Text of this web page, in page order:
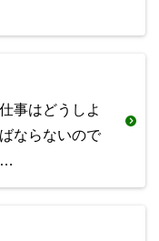
事はどうしよ
ならないので
…